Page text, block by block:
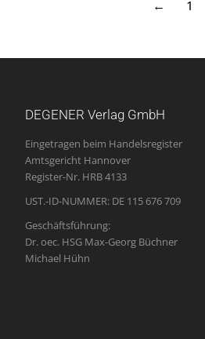
← 1
DEGENER Verlag GmbH
Eingetragen beim Handelsregister
Amtsgericht Hannover
Register-Nr. HRB 4133
UST.-ID-NUMMER: DE 115 676 709
Geschäftsführung:
Dr. oec. HSG Max-Georg Büchner
Michael Hühn